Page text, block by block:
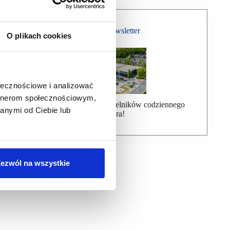
O plikach cookies
i analizować
społecznościowym,
od Ciebie lub
na wszystkie
Bezpłatny Newsletter
Dołącz do ponad 7000 czytelników codziennego
newslettera!